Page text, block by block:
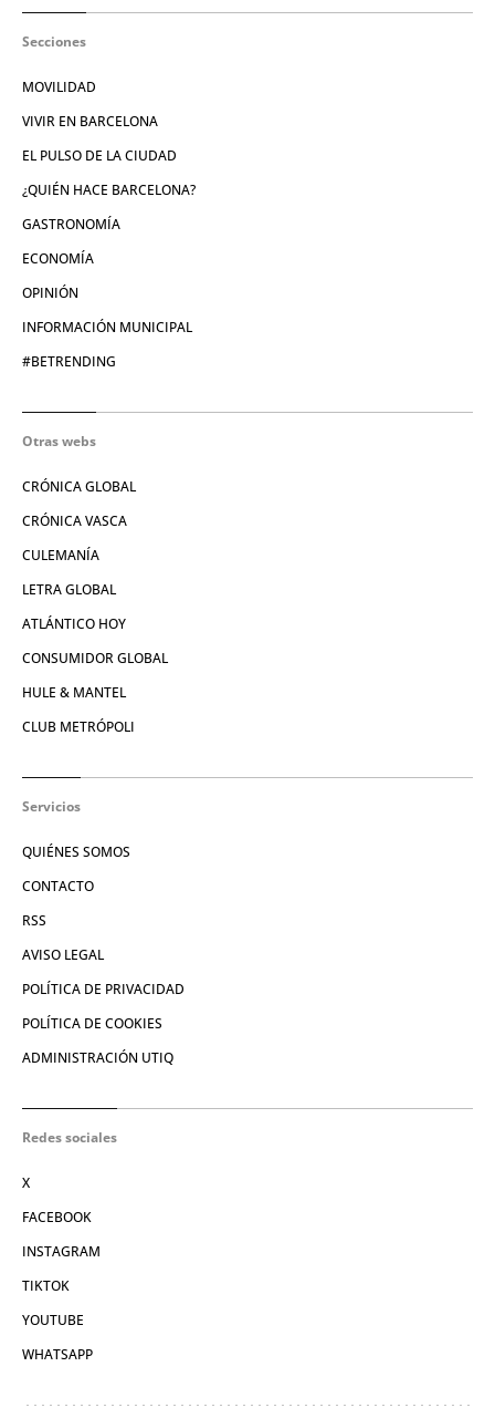
Secciones
MOVILIDAD
VIVIR EN BARCELONA
EL PULSO DE LA CIUDAD
¿QUIÉN HACE BARCELONA?
GASTRONOMÍA
ECONOMÍA
OPINIÓN
INFORMACIÓN MUNICIPAL
#BETRENDING
Otras webs
CRÓNICA GLOBAL
CRÓNICA VASCA
CULEMANÍA
LETRA GLOBAL
ATLÁNTICO HOY
CONSUMIDOR GLOBAL
HULE & MANTEL
CLUB METRÓPOLI
Servicios
QUIÉNES SOMOS
CONTACTO
RSS
AVISO LEGAL
POLÍTICA DE PRIVACIDAD
POLÍTICA DE COOKIES
ADMINISTRACIÓN UTIQ
Redes sociales
X
FACEBOOK
INSTAGRAM
TIKTOK
YOUTUBE
WHATSAPP